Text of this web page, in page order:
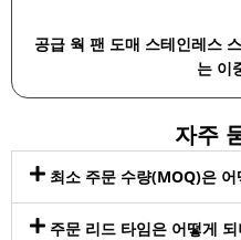
공급 웍 팬 도매 스테인레스
는 이
자주
최소 주문 수량(MOQ)은 어
주문 리드 타임은 어떻게